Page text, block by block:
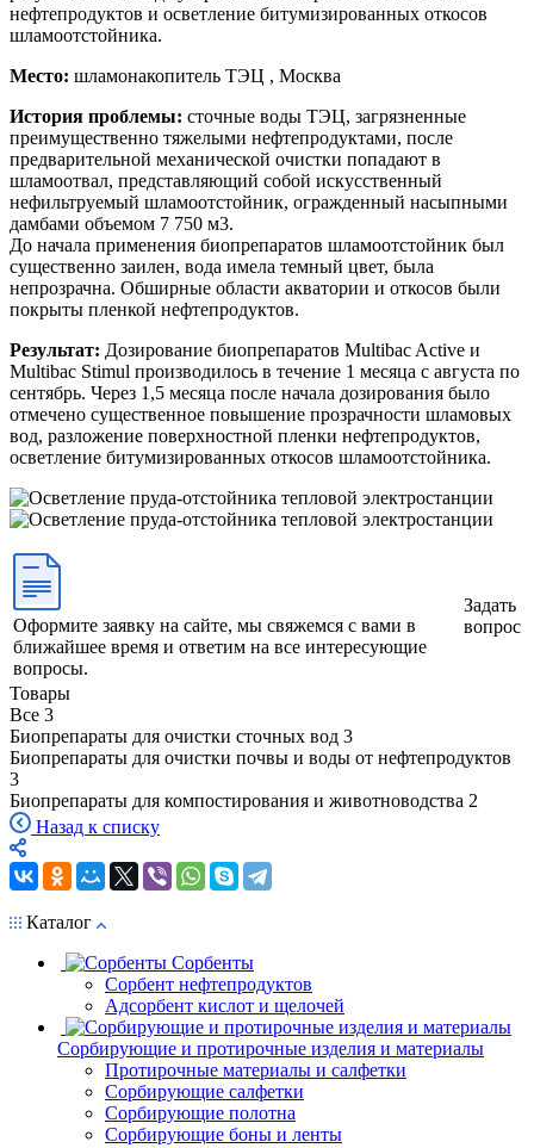
нефтепродуктов и осветление битумизированных откосов
шламоотстойника.
Место: шламонакопитель ТЭЦ , Москва
История проблемы: сточные воды ТЭЦ, загрязненные
преимущественно тяжелыми нефтепродуктами, после
предварительной механической очистки попадают в
шламоотвал, представляющий собой искусственный
нефильтруемый шламоотстойник, огражденный насыпными
дамбами объемом 7 750 м3.
До начала применения биопрепаратов шламоотстойник был
существенно заилен, вода имела темный цвет, была
непрозрачна. Обширные области акватории и откосов были
покрыты пленкой нефтепродуктов.
Результат: Дозирование биопрепаратов Multibac Active и
Multibac Stimul производилось в течение 1 месяца с августа по
сентябрь. Через 1,5 месяца после начала дозирования было
отмечено существенное повышение прозрачности шламовых
вод, разложение поверхностной пленки нефтепродуктов,
осветление битумизированных откосов шламоотстойника.
Оформите заявку на сайте, мы свяжемся с вами в
ближайшее время и ответим на все интересующие
вопросы.
Задать
вопрос
Товары
Все 3
Биопрепараты для очистки сточных вод 3
Биопрепараты для очистки почвы и воды от нефтепродуктов
3
Биопрепараты для компостирования и животноводства 2
Назад к списку
Каталог
Сорбенты
Сорбент нефтепродуктов
Адсорбент кислот и щелочей
Сорбирующие и протирочные изделия и материалы
Протирочные материалы и салфетки
Сорбирующие салфетки
Сорбирующие полотна
Сорбирующие боны и ленты